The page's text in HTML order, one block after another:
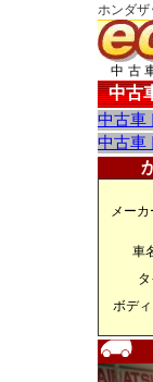
ホンダザ
中古
中古
中古車
中古車
メーカ
車
ボデ